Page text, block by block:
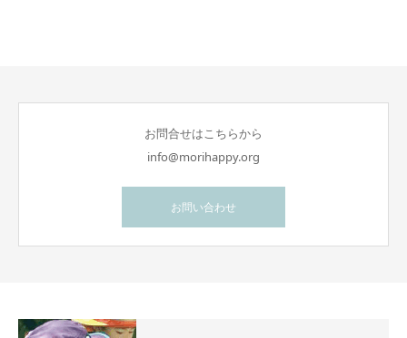
お問合せはこちらから
info@morihappy.org
お問い合わせ